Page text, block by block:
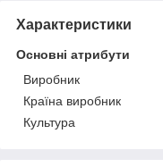
Характеристики
Основні атрибути
Виробник
Країна виробник
Культура